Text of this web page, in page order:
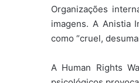
Organizações
imagens. A Anistia
como “cruel,
A Human Rights